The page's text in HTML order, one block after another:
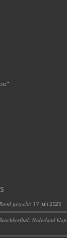
gezocht! 17 juli 2026
Nederland